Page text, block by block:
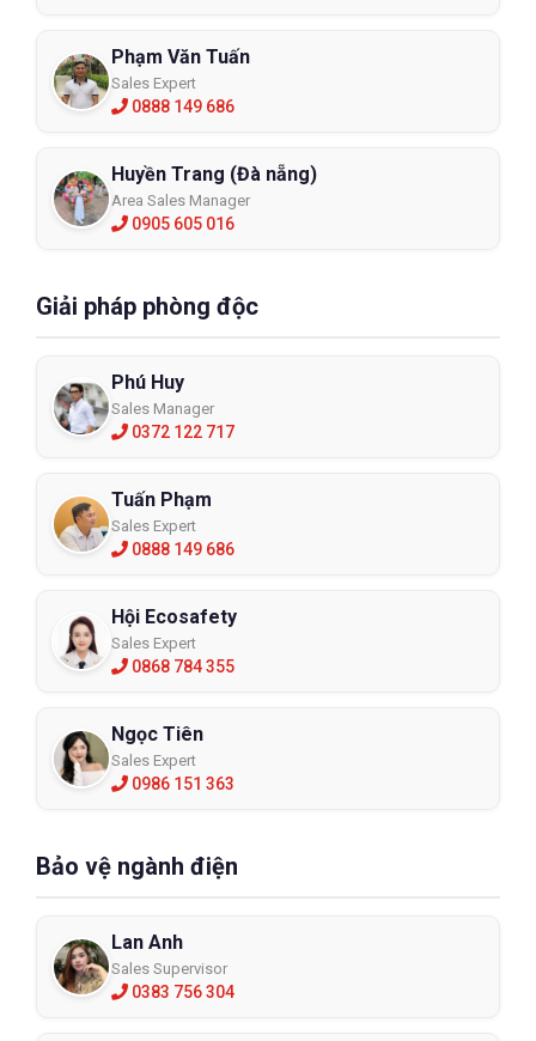
Phạm Văn Tuấn
Sales Expert
0888 149 686
Huyền Trang (Đà nẵng)
Area Sales Manager
0905 605 016
Giải pháp phòng độc
Phú Huy
Sales Manager
0372 122 717
Tuấn Phạm
Sales Expert
0888 149 686
Hội Ecosafety
Sales Expert
0868 784 355
Ngọc Tiên
Sales Expert
0986 151 363
Bảo vệ ngành điện
Lan Anh
Sales Supervisor
0383 756 304